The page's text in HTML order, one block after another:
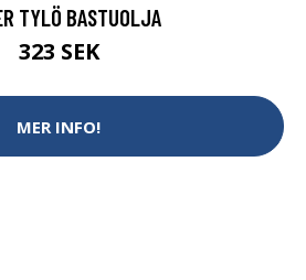
TYLÖ BASTUOLJA
323 SEK
MER INFO!